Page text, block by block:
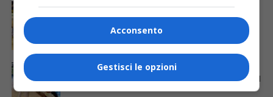
Finale amaro anche con Tortona per l’APU
9 mesi fa
Una APU sprecona viene sconfitta da Cantù
Acconsento
Gestisci le opzioni